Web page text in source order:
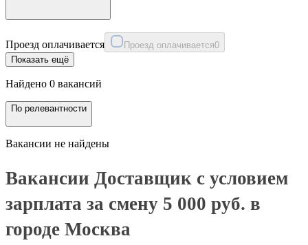
Проезд оплачивается Проезд оплачивается0
Показать ещё
Найдено 0 вакансий
По релевантности
Вакансии не найдены
Вакансии Доставщик с условием
зарплата за смену 5 000 руб. в
городе Москва